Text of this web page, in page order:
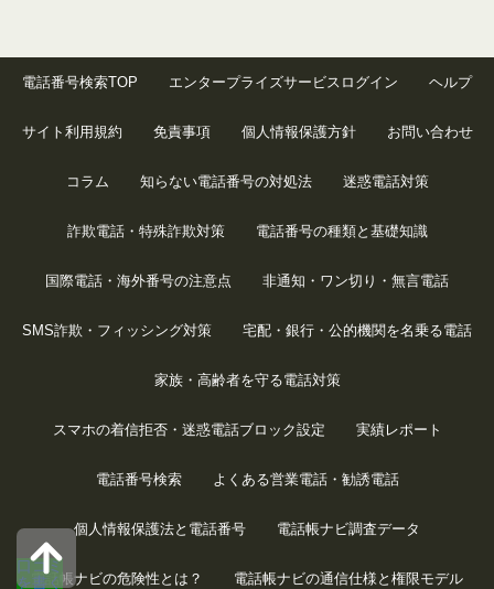
口コミ
を書く
電話番号検索TOP エンタープライズサービスログイン ヘルプ
サイト利用規約 免責事項 個人情報保護方針 お問い合わせ
コラム 知らない電話番号の対処法 迷惑電話対策
詐欺電話・特殊詐欺対策 電話番号の種類と基礎知識
国際電話・海外番号の注意点 非通知・ワン切り・無言電話
SMS詐欺・フィッシング対策 宅配・銀行・公的機関を名乗る電話
家族・高齢者を守る電話対策
スマホの着信拒否・迷惑電話ブロック設定 実績レポート
電話番号検索 よくある営業電話・勧誘電話
個人情報保護法と電話番号 電話帳ナビ調査データ
電話帳ナビの危険性とは？ 電話帳ナビの通信仕様と権限モデル